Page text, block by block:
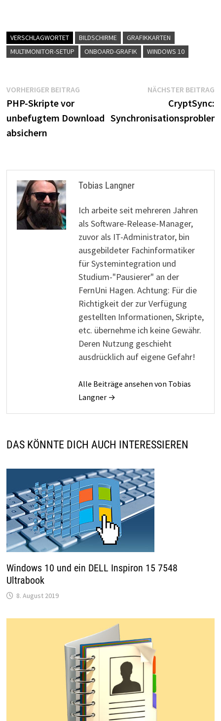
VERSCHLAGWORTET BILDSCHIRME
GRAFIKKARTEN
MULTIMONITOR-SETUP
ONBOARD-GRAFIK WINDOWS 10
Beitragsnavigation
VORHERIGER BEITRAGVorheriger
PHP-Skripte vor
unbefugtem Download
absichern
NÄCHSTER BEITRAG
CryptSync:
Tobias Langner
Ich arbeite seit mehreren Jahren
als Software-Release-Manager,
zuvor als IT-Administrator, bin
ausgebildeter Fachinformatiker
für Systemintegration und
Studium-"Pausierer" an der
FernUni Hagen. Achtung: Für die
Richtigkeit der zur Verfügung
gestellten Informationen, Skripte,
etc. übernehme ich keine Gewähr.
Deren Nutzung geschieht
ausdrücklich auf eigene Gefahr!
Alle Beiträge ansehen von Tobias
Langner →
DAS KÖNNTE DICH AUCH INTERESSIEREN
Windows 10 und ein DELL Inspiron 15 7548
Ultrabook
8. August 2019